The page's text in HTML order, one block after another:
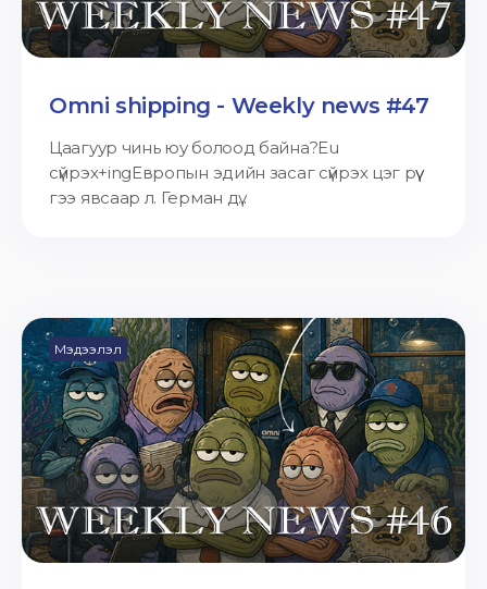
Omni shipping - Weekly news #47
Цаагуур чинь юу болоод байна?Eu
сүйрэх+ingЕвропын эдийн засаг сүйрэх цэг рүү
гээ явсаар л. Герман дү...
Мэдээлэл